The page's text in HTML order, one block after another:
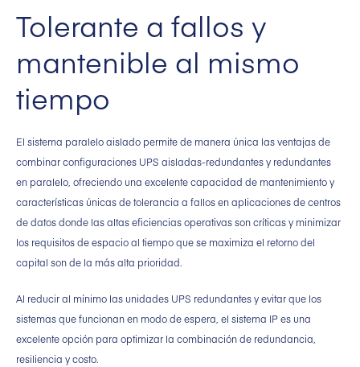
Tolerante a fallos y
mantenible al mismo
tiempo
El sistema paralelo aislado permite de manera única las ventajas de
combinar configuraciones UPS aisladas-redundantes y redundantes
en paralelo, ofreciendo una excelente capacidad de mantenimiento y
características únicas de tolerancia a fallos en aplicaciones de centros
de datos donde las altas eficiencias operativas son críticas y minimizar
los requisitos de espacio al tiempo que se maximiza el retorno del
capital son de la más alta prioridad.
Al reducir al mínimo las unidades UPS redundantes y evitar que los
sistemas que funcionan en modo de espera, el sistema IP es una
excelente opción para optimizar la combinación de redundancia,
resiliencia y costo.